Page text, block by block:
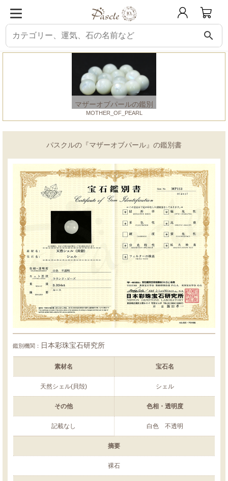
search
パスクル 鑑別書 マザーオブパール
マザーオブパールの鑑別
MOTHER_OF_PEARL
パスクルの『マザーオブパール』の鑑別書
鑑別機関： 日本彩珠宝石研究所
素材名 宝石名
天然シェル(貝殻) シェル
その他 色相・透明度
記載なし 白色 不透明
摘要
裸石